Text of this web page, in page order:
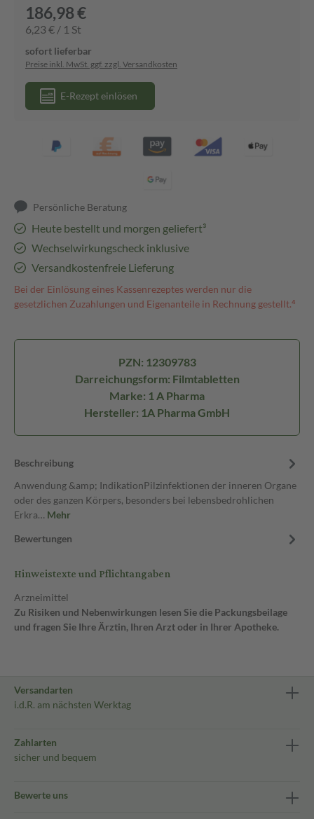
186,98 €
6,23 € / 1 St
sofort lieferbar
Preise inkl. MwSt. ggf. zzgl. Versandkosten
E-Rezept einlösen
Persönliche Beratung
Heute bestellt und morgen geliefert³
Wechselwirkungscheck inklusive
Versandkostenfreie Lieferung
Bei der Einlösung eines Kassenrezeptes werden nur die
gesetzlichen Zuzahlungen und Eigenanteile in Rechnung gestellt.⁴
PZN: 12309783
Darreichungsform: Filmtabletten
Marke: 1 A Pharma
Hersteller: 1A Pharma GmbH
Beschreibung
Anwendung &amp; IndikationPilzinfektionen der inneren Organe
oder des ganzen Körpers, besonders bei lebensbedrohlichen
Erkra… Mehr
Bewertungen
Hinweistexte und Pflichtangaben
Arzneimittel
Zu Risiken und Nebenwirkungen lesen Sie die Packungsbeilage
und fragen Sie Ihre Ärztin, Ihren Arzt oder in Ihrer Apotheke.
Versandarten
i.d.R. am nächsten Werktag
Zahlarten
sicher und bequem
Bewerte uns